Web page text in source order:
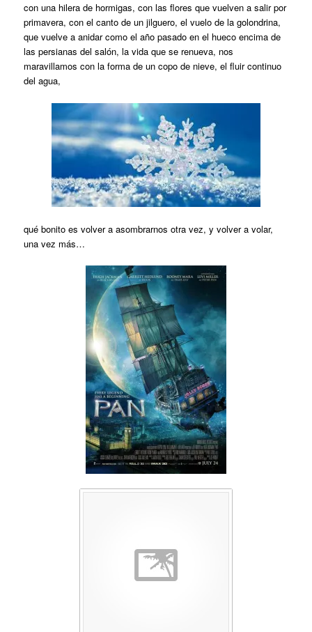
con una hilera de hormigas, con las flores que vuelven a salir por
primavera, con el canto de un jilguero, el vuelo de la golondrina,
que vuelve a anidar como el año pasado en el hueco encima de
las persianas del salón, la vida que se renueva, nos
maravillamos con la forma de un copo de nieve, el fluir continuo
del agua,
qué bonito es volver a asombrarnos otra vez, y volver a volar,
una vez más…